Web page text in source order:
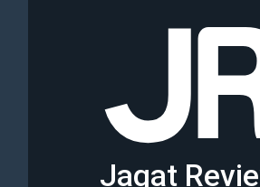
Jagat